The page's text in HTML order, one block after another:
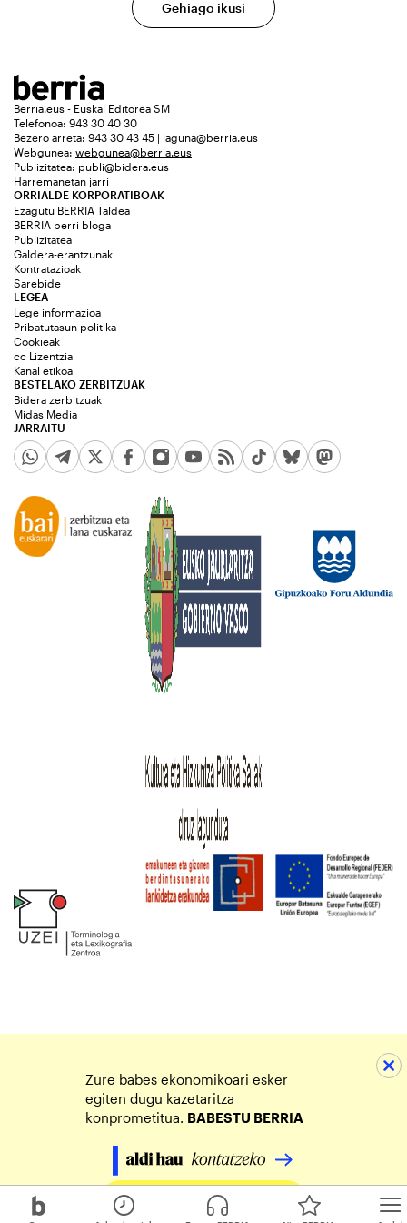
Gehiago ikusi
Berria.eus - Euskal Editorea SM
Telefonoa: 943 30 40 30
Bezero arreta: 943 30 43 45 | laguna@berria.eus
Webgunea: webgunea@berria.eus
Publizitatea: publi@bidera.eus
Harremanetan jarri
ORRIALDE KORPORATIBOAK
Ezagutu BERRIA Taldea
BERRIA berri bloga
Publizitatea
Galdera-erantzunak
Kontratazioak
Sarebide
JARRAITU
LEGEA
Lege informazioa
Pribatutasun politika
Cookieak
cc Lizentzia
Kanal etikoa
BESTELAKO ZERBITZUAK
Bidera zerbitzuak
Midas Media
Zure babes ekonomikoari esker
egiten dugu kazetaritza
konprometitua. BABESTU BERRIA
Egin zure ekarpena